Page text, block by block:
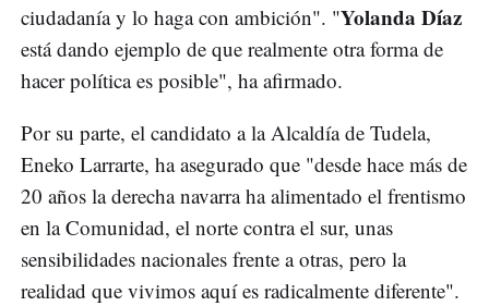
ciudadanía y lo haga con ambición". "Yolanda Díaz
está dando ejemplo de que realmente otra forma de
hacer política es posible", ha afirmado.
Por su parte, el candidato a la Alcaldía de Tudela,
Eneko Larrarte, ha asegurado que "desde hace más de
20 años la derecha navarra ha alimentado el frentismo
en la Comunidad, el norte contra el sur, unas
sensibilidades nacionales frente a otras, pero la
realidad que vivimos aquí es radicalmente diferente".